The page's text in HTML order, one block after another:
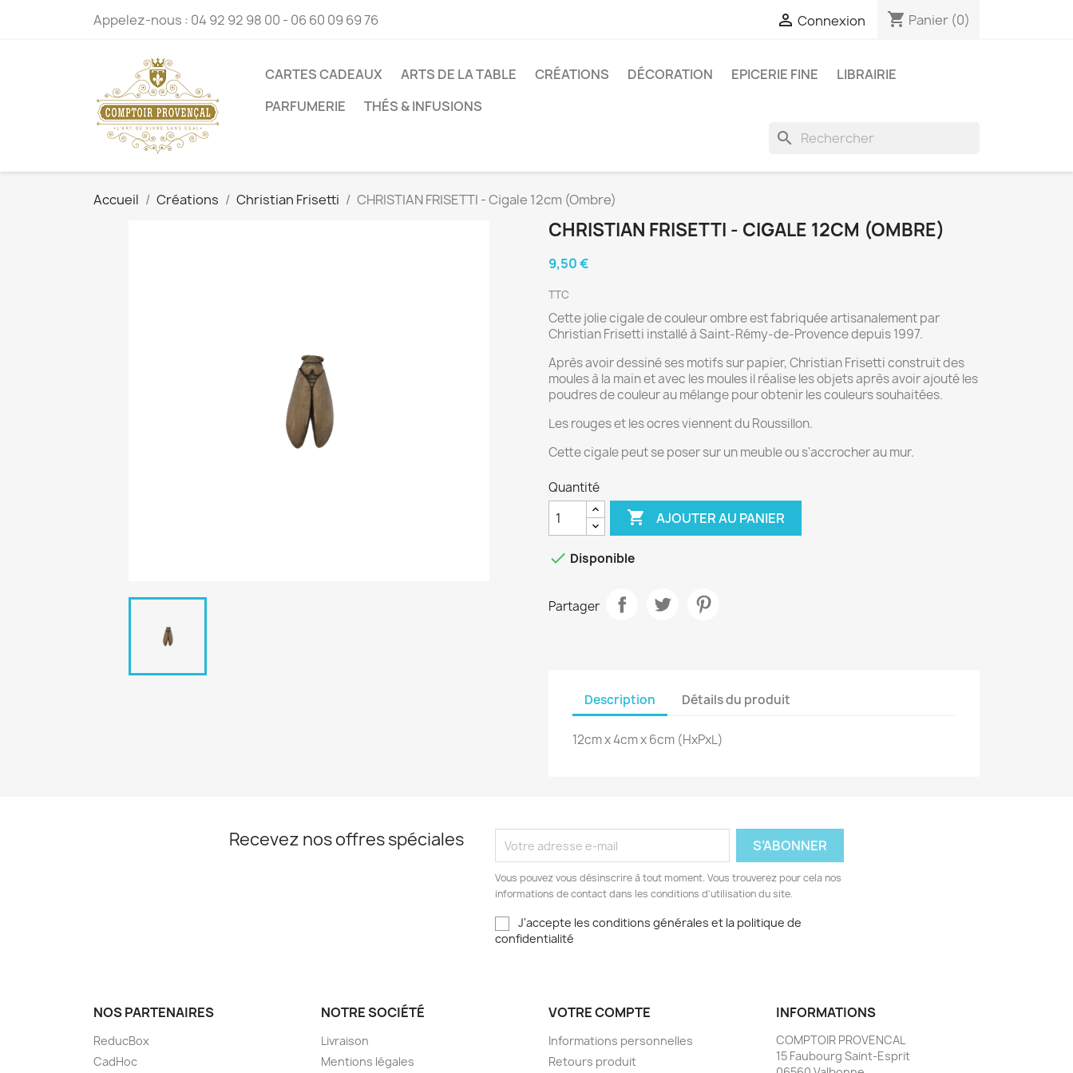
Appelez-nous : 04 92 92 98 00 - 06 60 09 69 76  Connexion shopping_cart Panier (0)
CARTES CADEAUX ARTS DE LA TABLE CRÉATIONS DÉCORATION EPICERIE FINE
LIBRAIRIE
PARFUMERIE
THÉS & INFUSIONS
search
Accueil Créations Christian Frisetti CHRISTIAN FRISETTI - Cigale 12cm (Ombre)
CHRISTIAN FRISETTI - CIGALE 12CM (OMBRE)
9,50 €
TTC
Cette jolie cigale de couleur ombre est fabriquée artisanalement par
Christian Frisetti installé à Saint-Rémy-de-Provence depuis 1997.
Après avoir dessiné ses motifs sur papier, Christian Frisetti construit des
moules à la main et avec les moules il réalise les objets après avoir ajouté les
poudres de couleur au mélange pour obtenir les couleurs souhaitées.
Les rouges et les ocres viennent du Roussillon.
Cette cigale peut se poser sur un meuble ou s'accrocher au mur.
Quantité
 AJOUTER AU PANIER
 Disponible
Partager
Description Détails du produit
12cm x 4cm x 6cm (HxPxL)
Recevez nos offres spéciales
Vous pouvez vous désinscrire à tout moment. Vous trouverez pour cela nos
informations de contact dans les conditions d'utilisation du site.
J'accepte les conditions générales et la politique de
confidentialité
NOS PARTENAIRES
ReducBox
CadHoc
NOTRE SOCIÉTÉ
Livraison
Mentions légales
VOTRE COMPTE
Informations personnelles
Retours produit
INFORMATIONS
COMPTOIR PROVENCAL
15 Faubourg Saint-Esprit